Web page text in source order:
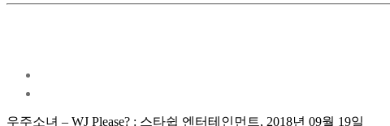
우주소녀 – WJ Please? : 스타쉽 엔터테인먼트, 2018년 09월 19일